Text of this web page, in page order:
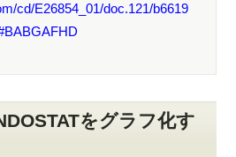
cd/E26854_01/doc.121/b6619
をグラフ化す